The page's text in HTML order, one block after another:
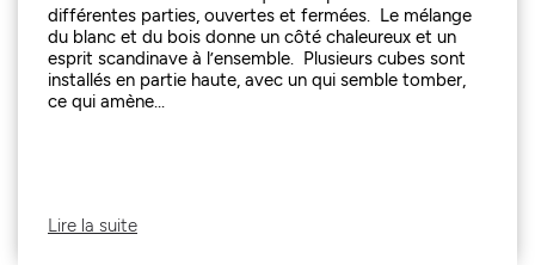
différentes parties, ouvertes et fermées. Le mélange
du blanc et du bois donne un côté chaleureux et un
esprit scandinave à l’ensemble. Plusieurs cubes sont
installés en partie haute, avec un qui semble tomber,
ce qui amène...
Lire la suite